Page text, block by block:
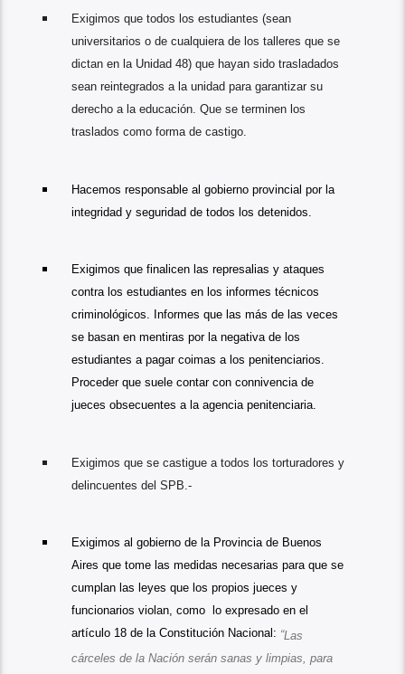
Exigimos que todos los estudiantes (sean
universitarios o de cualquiera de los talleres que se
dictan en la Unidad 48) que hayan sido trasladados
sean reintegrados a la unidad para garantizar su
derecho a la educación. Que se terminen los
traslados como forma de castigo.
Hacemos responsable al gobierno provincial por la
integridad y seguridad de todos los detenidos.
Exigimos que finalicen las represalias y ataques
contra los estudiantes en los informes técnicos
criminológicos. Informes que las más de las veces
se basan en mentiras por la negativa de los
estudiantes a pagar coimas a los penitenciarios.
Proceder que suele contar con connivencia de
jueces obsecuentes a la agencia penitenciaria.
Exigimos que se castigue a todos los torturadores y
delincuentes del SPB.-
Exigimos al gobierno de la Provincia de Buenos
Aires que tome las medidas necesarias para que se
cumplan las leyes que los propios jueces y
funcionarios violan, como lo expresado en el
artículo 18 de la Constitución Nacional: “Las
cárceles de la Nación serán sanas y limpias, para